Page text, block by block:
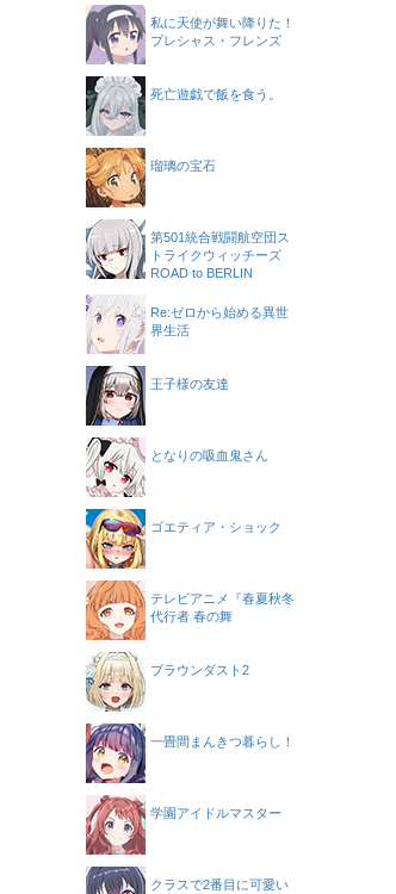
私に天使が舞い降りた！
プレシャス・フレンズ
死亡遊戯で飯を食う。
瑠璃の宝石
第501統合戦闘航空団ス
トライクウィッチーズ
ROAD to BERLIN
Re:ゼロから始める異世
界生活
王子様の友達
となりの吸血鬼さん
ゴエティア・ショック
テレビアニメ『春夏秋冬
代行者 春の舞
ブラウンダスト2
一畳間まんきつ暮らし！
学園アイドルマスター
クラスで2番目に可愛い